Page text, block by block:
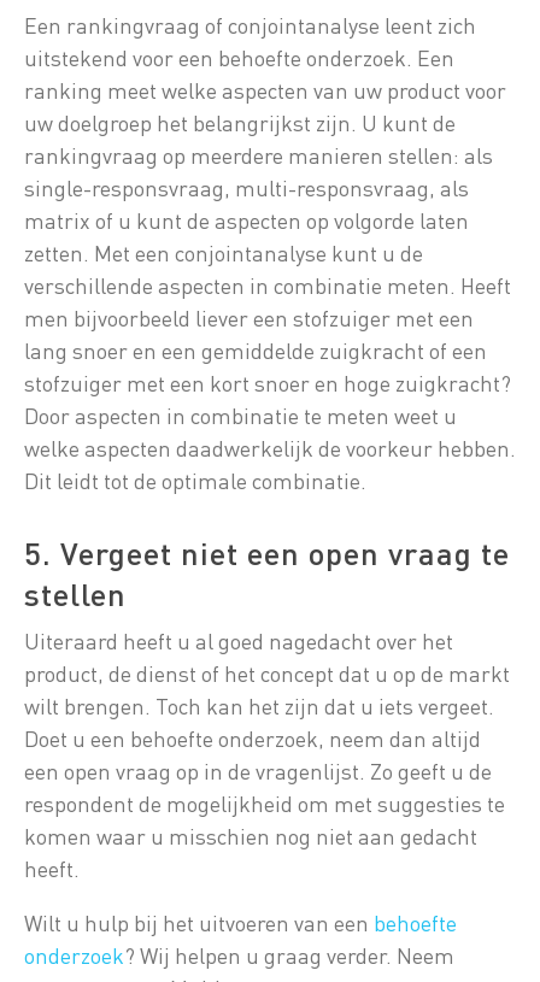
Een rankingvraag of conjointanalyse leent zich
uitstekend voor een behoefte onderzoek. Een
ranking meet welke aspecten van uw product voor
uw doelgroep het belangrijkst zijn. U kunt de
rankingvraag op meerdere manieren stellen: als
single-responsvraag, multi-responsvraag, als
matrix of u kunt de aspecten op volgorde laten
zetten. Met een conjointanalyse kunt u de
verschillende aspecten in combinatie meten. Heeft
men bijvoorbeeld liever een stofzuiger met een
lang snoer en een gemiddelde zuigkracht of een
stofzuiger met een kort snoer en hoge zuigkracht?
Door aspecten in combinatie te meten weet u
welke aspecten daadwerkelijk de voorkeur hebben.
Dit leidt tot de optimale combinatie.
5. Vergeet niet een open vraag te
stellen
Uiteraard heeft u al goed nagedacht over het
product, de dienst of het concept dat u op de markt
wilt brengen. Toch kan het zijn dat u iets vergeet.
Doet u een behoefte onderzoek, neem dan altijd
een open vraag op in de vragenlijst. Zo geeft u de
respondent de mogelijkheid om met suggesties te
komen waar u misschien nog niet aan gedacht
heeft.
Wilt u hulp bij het uitvoeren van een behoefte
onderzoek? Wij helpen u graag verder. Neem